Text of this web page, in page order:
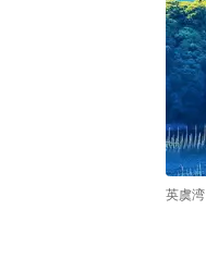
英虞湾